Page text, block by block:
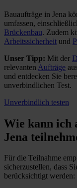
Bauaufträge in Jena
umfassen,
Brückenbau. Zudem
Arbeitssicherheit und
Unser Tipp: Mit der
relevanten Aufträge
und entdecken Sie
unverbindlichen Test.
Unverbindlich testen
Wie kann ich
Jena
Für die Teilnahme
sicherzustellen, dass
berücksichtigt werden: